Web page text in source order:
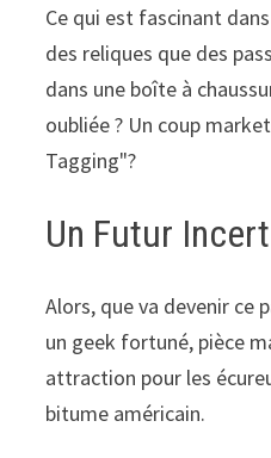
Ce qui est fascinant
des reliques que des
dans une boîte à
oubliée ? Un coup
Tagging"?
Un Futur
Alors, que va devenir ce
un geek fortuné, pièce
attraction pour les
bitume américain.